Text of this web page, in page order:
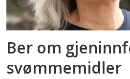
Ber om
svømmemidler